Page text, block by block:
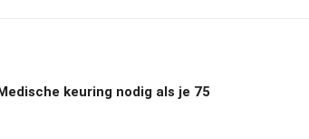
keuring nodig als je 75